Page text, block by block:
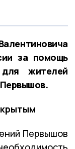
за помощь
жителей
Первышов